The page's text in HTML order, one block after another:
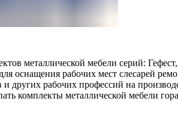
металлической мебели серий:
оснащения рабочих мест слесарей
и других рабочих профессий на
комплекты металлической мебели